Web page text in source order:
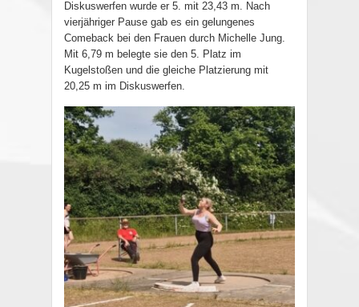
Diskuswerfen wurde er 5. mit 23,43 m. Nach
vierjähriger Pause gab es ein gelungenes
Comeback bei den Frauen durch Michelle Jung.
Mit 6,79 m belegte sie den 5. Platz im
Kugelstoßen und die gleiche Platzierung mit
20,25 m im Diskuswerfen.